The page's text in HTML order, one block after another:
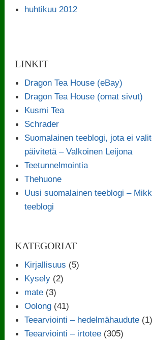
huhtikuu 2012
LINKIT
Dragon Tea House (eBay)
Dragon Tea House (omat sivut)
Kusmi Tea
Schrader
Suomalainen teeblogi, jota ei
päivitetä – Valkoinen Leijona
Teetunnelmointia
Thehuone
Uusi suomalainen teeblogi –
teeblogi
KATEGORIAT
Kirjallisuus (5)
Kysely (2)
mate (3)
Oolong (41)
Teearviointi – hedelmähaudute (1)
Teearviointi – irtotee (305)